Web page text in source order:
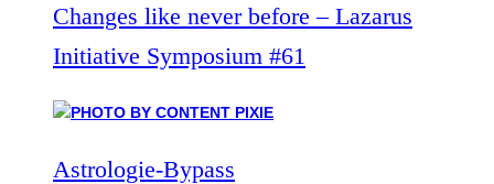
Changes like never before – Lazarus
Initiative Symposium #61
Astrologie-Bypass